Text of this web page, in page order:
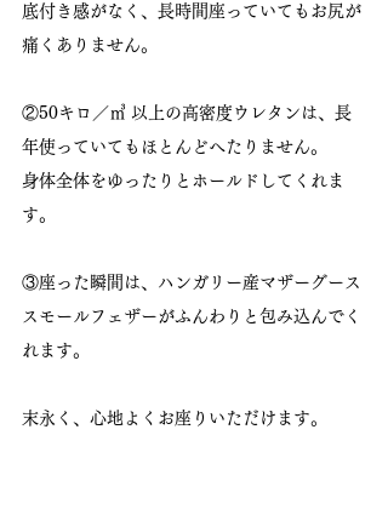
底付き感がなく、長時間座っていてもお尻が
痛くありません。
②50キロ／㎥ 以上の高密度ウレタンは、長
年使っていてもほとんどへたりません。
身体全体をゆったりとホールドしてくれま
す。
③座った瞬間は、ハンガリー産マザーグース
スモールフェザーがふんわりと包み込んでく
れます。
末永く、心地よくお座りいただけます。